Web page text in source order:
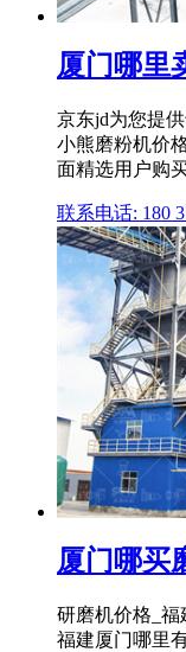
厦门哪里
京东jd为您提
小熊磨粉机价
面精选用户购
联系电话: 180
厦门哪买
研磨机价格_
福建厦门哪里